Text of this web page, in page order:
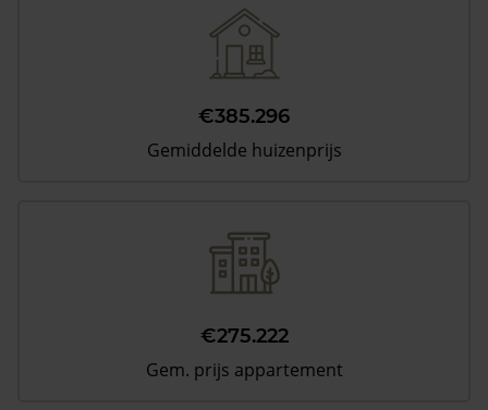
€385.296
Gemiddelde huizenprijs
€275.222
Gem. prijs appartement